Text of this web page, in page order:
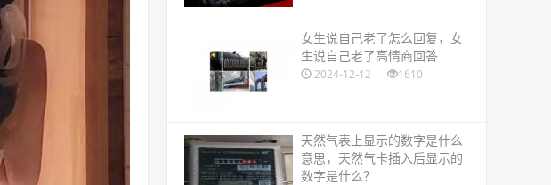
​女生说自己老了怎么回复，女
生说自己老了高情商回答
2024-12-12 1610
​天然气表上显示的数字是什么
意思，天然气卡插入后显示的
数字是什么？